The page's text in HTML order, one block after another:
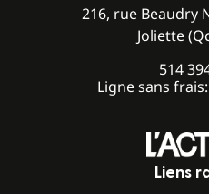
216, rue Beaudry
Joliette
514
Ligne sans frais:
Liens